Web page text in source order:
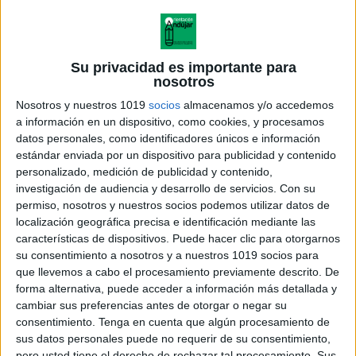
Su privacidad es importante para
nosotros
Nosotros y nuestros 1019 socios almacenamos y/o accedemos
a información en un dispositivo, como cookies, y procesamos
datos personales, como identificadores únicos e información
estándar enviada por un dispositivo para publicidad y contenido
personalizado, medición de publicidad y contenido,
investigación de audiencia y desarrollo de servicios. Con su
permiso, nosotros y nuestros socios podemos utilizar datos de
localización geográfica precisa e identificación mediante las
características de dispositivos. Puede hacer clic para otorgarnos
su consentimiento a nosotros y a nuestros 1019 socios para
que llevemos a cabo el procesamiento previamente descrito. De
forma alternativa, puede acceder a información más detallada y
cambiar sus preferencias antes de otorgar o negar su
consentimiento. Tenga en cuenta que algún procesamiento de
sus datos personales puede no requerir de su consentimiento,
4º ESO - opción B - 07 -
Trigonometría y problemas
métricos